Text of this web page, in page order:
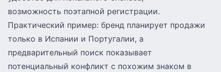
возможность поэтапной регистрации.
Практический пример: бренд планирует продажи
только в Испании и Португалии, а
предварительный поиск показывает
потенциальный конфликт с похожим знаком в